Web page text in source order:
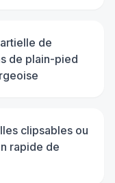
de
de plain-pied
clipsables ou
rapide de